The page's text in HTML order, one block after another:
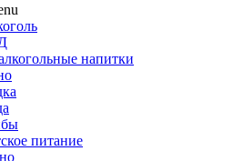
напитки
питание